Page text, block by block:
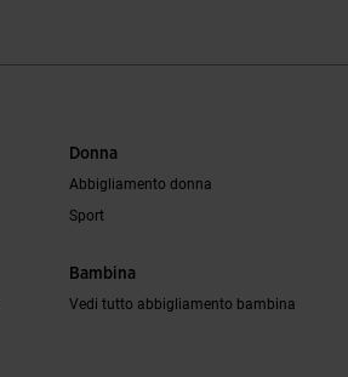
Donna
Abbigliamento donna
Sport
Bambina
Vedi tutto abbigliamento bambina